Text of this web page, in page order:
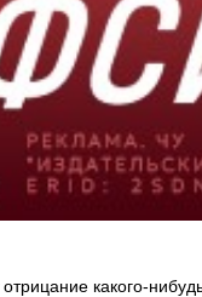
какого-